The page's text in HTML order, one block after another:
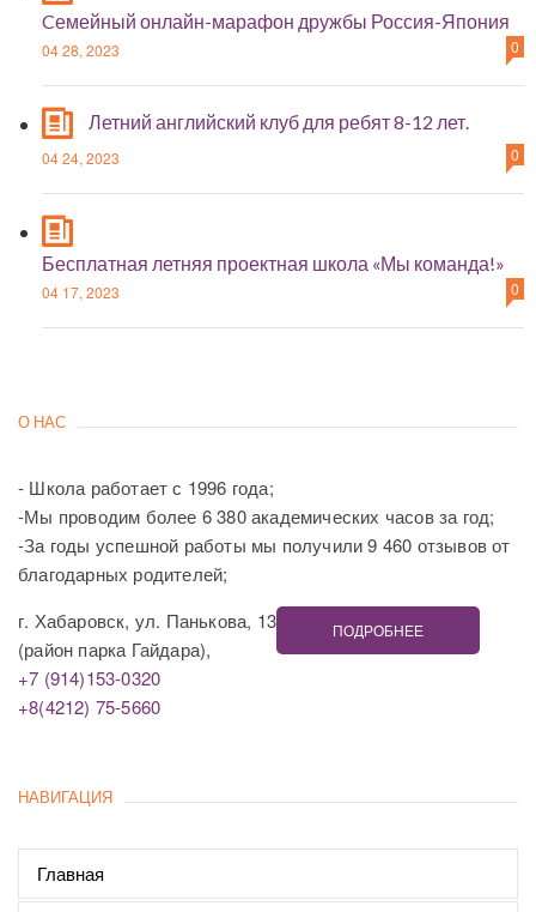
Cемейный онлайн-марафон дружбы Россия-Япония
04 28, 2023 0
Летний английский клуб для ребят 8-12 лет.
04 24, 2023 0
Бесплатная летняя проектная школа «Мы команда!»
04 17, 2023 0
О НАС
- Школа работает с 1996 года;
-Мы проводим более 6 380 академических часов за год;
-За годы успешной работы мы получили 9 460 отзывов от
благодарных родителей;
г. Хабаровск, ул. Панькова, 13
(район парка Гайдара),
+7 (914)153-0320
+8(4212) 75-5660
ПОДРОБНЕЕ
НАВИГАЦИЯ
Главная